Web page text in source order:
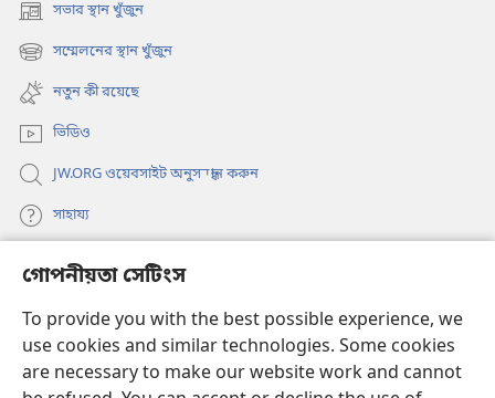
গোপনীয়তা সেটিংস
To provide you with the best possible experience, we
use cookies and similar technologies. Some cookies
are necessary to make our website work and cannot
সভার স্থান খুঁজুন
(opens
new
window)
সম্মেলনের স্থান খুঁজুন
(opens
new
window)
নতুন কী রয়েছে
ভিডিও
JW.ORG ওয়েবসাইট অনুসন্ধান করুন
সাহায্য
দান
(opens
window)
ওয়াচটাওয়ার অনলাইন লাইব্রেরি
(opens
new
®